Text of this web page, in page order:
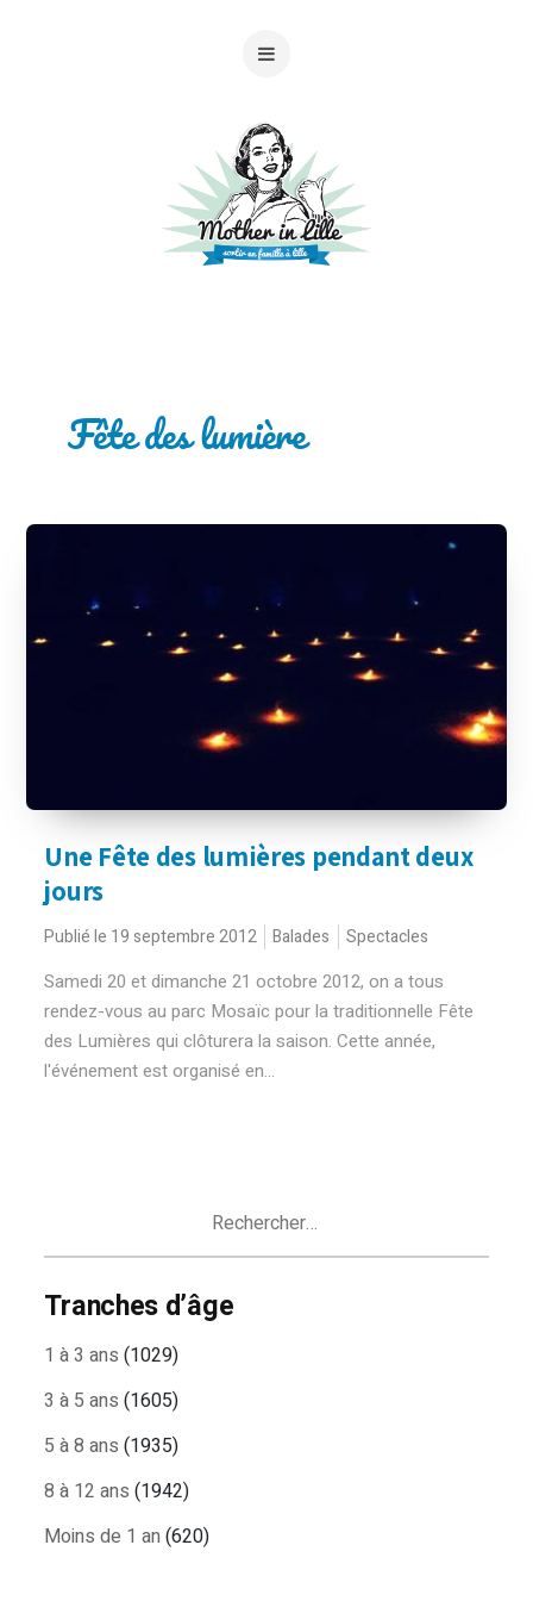
Fête des lumière
Une Fête des lumières pendant deux
jours
Publié le 19 septembre 2012 Balades Spectacles
Samedi 20 et dimanche 21 octobre 2012, on a tous
rendez-vous au parc Mosaïc pour la traditionnelle Fête
des Lumières qui clôturera la saison. Cette année,
l'événement est organisé en...
Tranches d’âge
1 à 3 ans (1029)
3 à 5 ans (1605)
5 à 8 ans (1935)
8 à 12 ans (1942)
Moins de 1 an (620)